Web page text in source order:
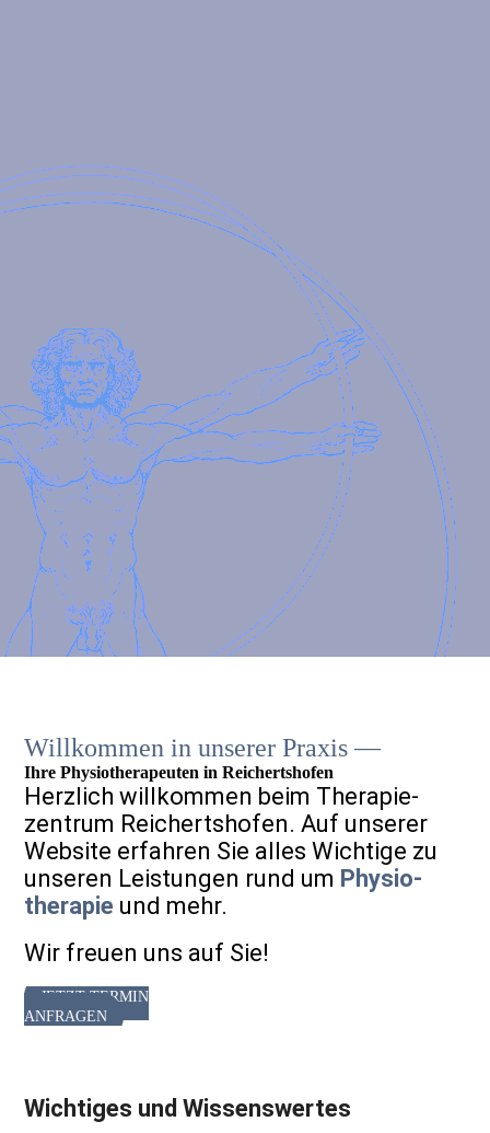
Willkommen in unserer Praxis —
Ihre Physio­therapeuten in Reicherts­hofen
Herzlich willkommen beim Therapie­
zentrum Reichertshofen. Auf unse­rer
Website erfahren Sie alles Wichtige zu
unseren Leistungen rund um Physio­
therapie und mehr.
Wir freuen uns auf Sie!
JETZT TERMIN
ANFRAGEN
Wichtiges und Wissenswertes